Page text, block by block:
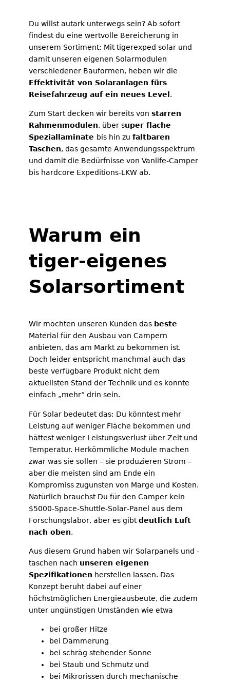
Du willst autark unterwegs sein? Ab sofort
findest du eine wertvolle Bereicherung in
unserem Sortiment: Mit tigerexped solar und
damit unseren eigenen Solarmodulen
verschiedener Bauformen, heben wir die
Effektivität von Solaranlagen fürs
Reisefahrzeug auf ein neues Level .
Zum Start decken wir bereits von starren
Rahmenmodulen, über super flache
Speziallaminate bis hin zu faltbaren
Taschen, das gesamte Anwendungsspektrum
und damit die Bedürfnisse von Vanlife-Camper
bis hardcore Expeditions-LKW ab.
Warum ein
tiger-eigenes
Solarsortiment
Wir möchten unseren Kunden das beste
Material für den Ausbau von Campern
anbieten, das am Markt zu bekommen ist.
Doch leider entspricht manchmal auch das
beste verfügbare Produkt nicht dem
aktuellsten Stand der Technik und es könnte
einfach „mehr“ drin sein.
Für Solar bedeutet das: Du könntest mehr
Leistung auf weniger Fläche bekommen und
hättest weniger Leistungsverlust über Zeit und
Temperatur. Herkömmliche Module machen
zwar was sie sollen – sie produzieren Strom –
aber die meisten sind am Ende ein
Kompromiss zugunsten von Marge und Kosten.
Natürlich brauchst Du für den Camper kein
$5000-Space-Shuttle-Solar-Panel aus dem
Forschungslabor, aber es gibtdeutlich Luft
nach oben.
Aus diesem Grund haben wir Solarpanels und -
taschen nach unseren eigenen
Spezifikationen herstellen lassen. Das
Konzept beruht dabei auf einer
höchstmöglichen Energieausbeute, die zudem
unter ungünstigen Umständen wie etwa
bei großer Hitze
bei Dämmerung
bei schräg stehender Sonne
bei Staub und Schmutz und
bei Mikrorissen durch mechanische